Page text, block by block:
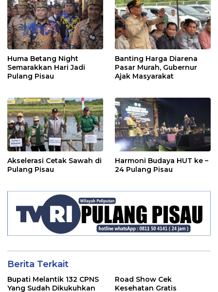
Huma Betang Night
Semarakkan Hari Jadi
Pulang Pisau
Banting Harga Diarena
Pasar Murah, Gubernur
Ajak Masyarakat
Akselerasi Cetak Sawah di
Pulang Pisau
Harmoni Budaya HUT ke –
24 Pulang Pisau
Berita Terkait
Bupati Melantik 132 CPNS
Yang Sudah Dikukuhkan
Road Show Cek
Kesehatan Gratis